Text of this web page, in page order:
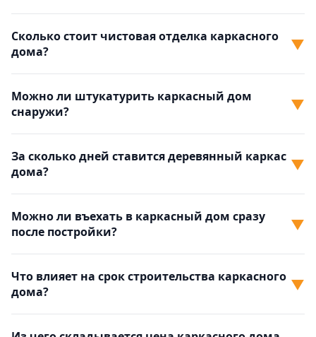
Сколько стоит чистовая отделка каркасного
дома?
▼
Можно ли штукатурить каркасный дом
снаружи?
▼
За сколько дней ставится деревянный каркас
дома?
▼
Можно ли въехать в каркасный дом сразу
после постройки?
▼
Что влияет на срок строительства каркасного
дома?
▼